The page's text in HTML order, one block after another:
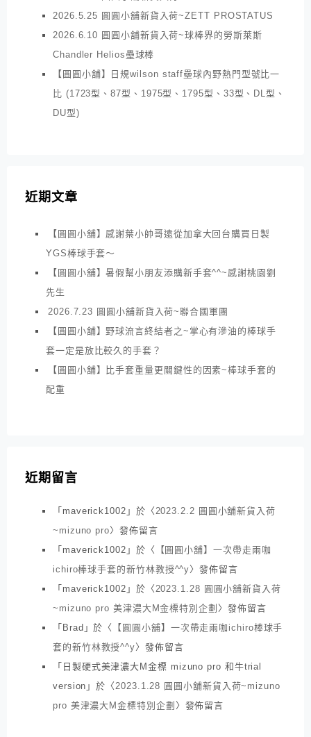
2026.5.25 圓圓小舖新貨入荷~ZETT PROSTATUS
2026.6.10 圓圓小舖新貨入荷~球棒界的勞斯萊斯
Chandler Helios壘球棒
【圓圓小舖】日規wilson staff壘球內野熱門型號比一
比 (1723型、87型、1975型、1795型、33型、DL型、
DU型)
近期文章
【圓圓小舖】感謝葉小帥哥遠從加拿大回台購買日製
YGS棒球手套～
【圓圓小舖】暑假幫小朋友添購新手套^^~感謝桃園劉
先生
2026.7.23 圓圓小舖新貨入荷~聯合國軍團
【圓圓小舖】野球流言終結者之~掌心有滲油的棒球手
套一定是放比較久的手套？
【圓圓小舖】比手套重量更關鍵性的因素~棒球手套的
配重
近期留言
「maverick1002 」於〈 2023.2.2 圓圓小舖新貨入荷
~mizuno pro〉發佈留言
「maverick1002 」於〈
【圓圓小舖】一次帶走兩咖
ichiro棒球手套的新竹林教授^^y〉發佈留言
「maverick1002 」於〈 2023.1.28 圓圓小舖新貨入荷
~mizuno pro 美津濃大M金標特別企劃 〉發佈留言
「Brad 」於〈
【圓圓小舖】一次帶走兩咖ichiro棒球手
套的新竹林教授^^y〉發佈留言
「 日製硬式美津濃大M金標 mizuno pro 和牛trial
version 」於〈 2023.1.28 圓圓小舖新貨入荷~mizuno
pro 美津濃大M金標特別企劃 〉發佈留言